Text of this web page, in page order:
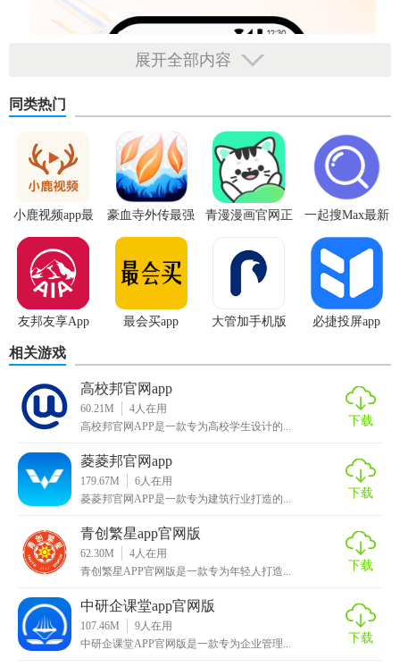
1. 实时资讯：提供最新、最热的创业新闻与行业动态，帮助
用户紧跟市场趋势。
2. 项目展示：汇聚全国各地创新项目，支持项目筛选、浏览
详情、在线交流等功能，便于投资者快速发现潜力项目。
展开全部内容
同类热门
小鹿视频app最
新版
豪血寺外传最强
传说无限血版
青漫漫画官网正
一起搜Max最新
版
友邦友享App 最会买app 大管加手机版 必捷投屏app
相关游戏
高校邦官网app
60.21M 4人在用
高校邦官网APP是一款专为高校学生设计的...
下载
菱菱邦官网app
179.67M 6人在用
菱菱邦官网APP是一款专为建筑行业打造的...
下载
青创繁星app官网版
62.30M 4人在用
青创繁星APP官网版是一款专为年轻人打造...
下载
中研企课堂app官网版
107.46M 9人在用
中研企课堂APP官网版是一款专为企业管理...
下载